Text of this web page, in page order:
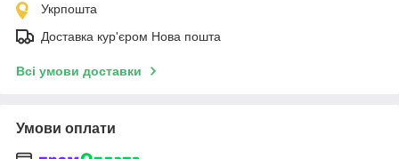
Укрпошта
Доставка кур'єром Нова пошта
Всі умови доставки
Умови оплати